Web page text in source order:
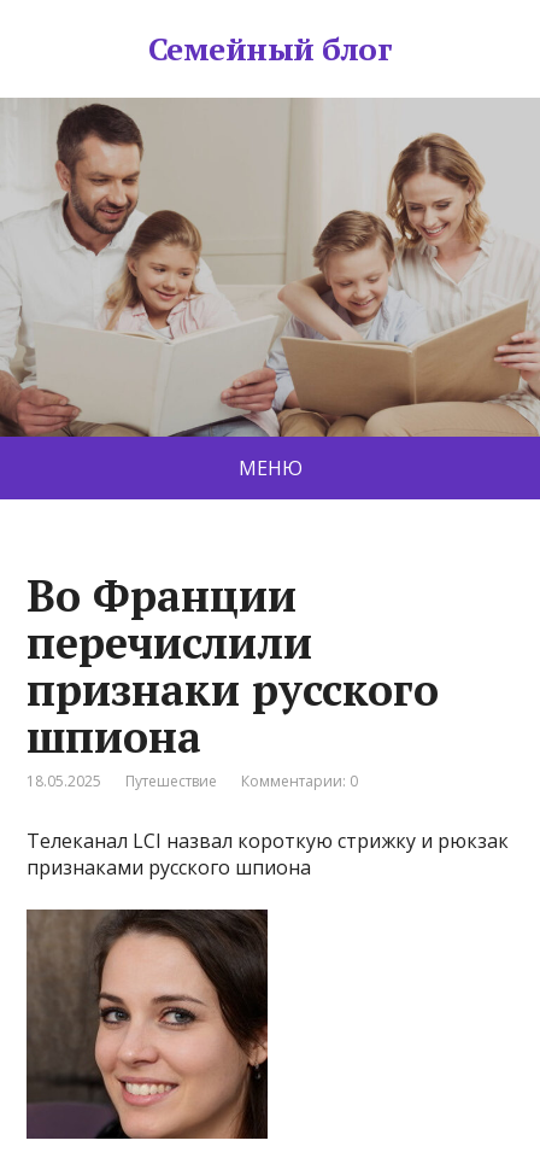
Семейный блог
МЕНЮ
Во Франции
перечислили
признаки русского
шпиона
18.05.2025 Путешествие Комментарии: 0
Телеканал LCI назвал короткую стрижку и рюкзак
признаками русского шпиона